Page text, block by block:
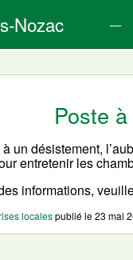
Nozac
Poste
un désistement,
entretenir les
informations,
localespublié le23 mai